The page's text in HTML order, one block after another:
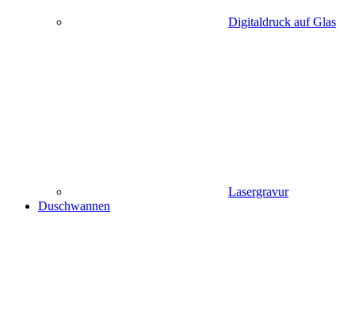
Digitaldruck auf Glas
Lasergravur
Duschwannen